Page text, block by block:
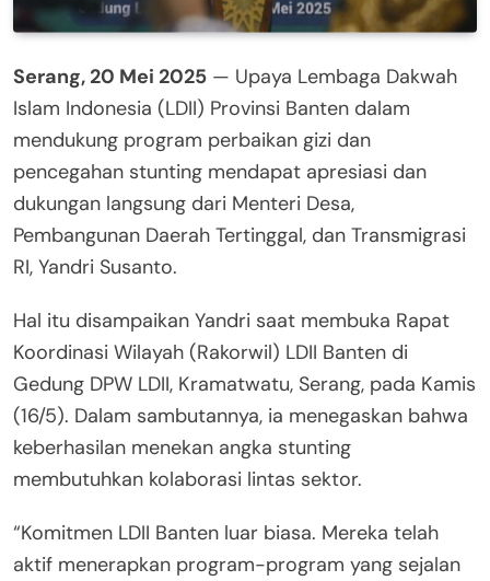
Serang, 20 Mei 2025 — Upaya Lembaga Dakwah
Islam Indonesia (LDII) Provinsi Banten dalam
mendukung program perbaikan gizi dan
pencegahan stunting mendapat apresiasi dan
dukungan langsung dari Menteri Desa,
Pembangunan Daerah Tertinggal, dan Transmigrasi
RI, Yandri Susanto.
Hal itu disampaikan Yandri saat membuka Rapat
Koordinasi Wilayah (Rakorwil) LDII Banten di
Gedung DPW LDII, Kramatwatu, Serang, pada Kamis
(16/5). Dalam sambutannya, ia menegaskan bahwa
keberhasilan menekan angka stunting
membutuhkan kolaborasi lintas sektor.
“Komitmen LDII Banten luar biasa. Mereka telah
aktif menerapkan program-program yang sejalan